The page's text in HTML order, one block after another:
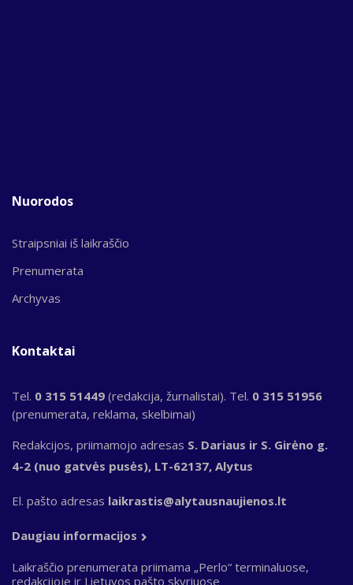
Nuorodos
Straipsniai iš laikraščio
Prenumerata
Archyvas
Kontaktai
Tel. 0 315 51449 (redakcija, žurnalistai). Tel. 0 315 51956
(prenumerata, reklama, skelbimai)
Redakcijos, priimamojo adresas S. Dariaus ir S. Girėno g.
4-2 (nuo gatvės pusės), LT-62137, Alytus
El. pašto adresas laikrastis@alytausnaujienos.lt
Daugiau informacijos
Laikraščio prenumerata priimama „Perlo“ terminaluose,
redakcijoje ir Lietuvos pašto skyriuose